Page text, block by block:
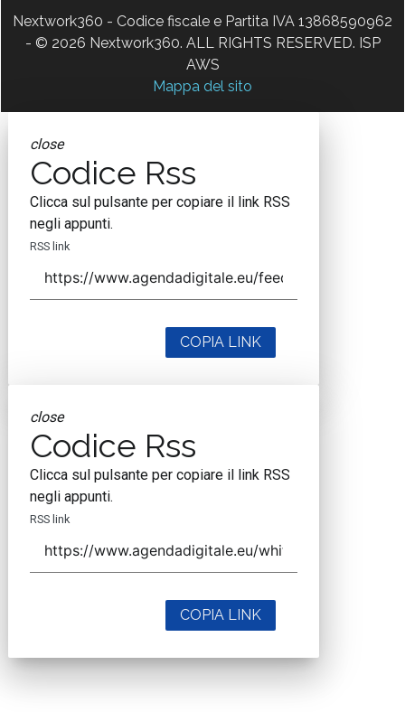
Nextwork360 - Codice fiscale e Partita IVA 13868590962
- © 2026 Nextwork360. ALL RIGHTS RESERVED. ISP
AWS
Mappa del sito
close
Codice Rss
Clicca sul pulsante per copiare il link RSS
negli appunti.
RSS link
COPIA LINK
close
Codice Rss
Clicca sul pulsante per copiare il link RSS
negli appunti.
RSS link
COPIA LINK